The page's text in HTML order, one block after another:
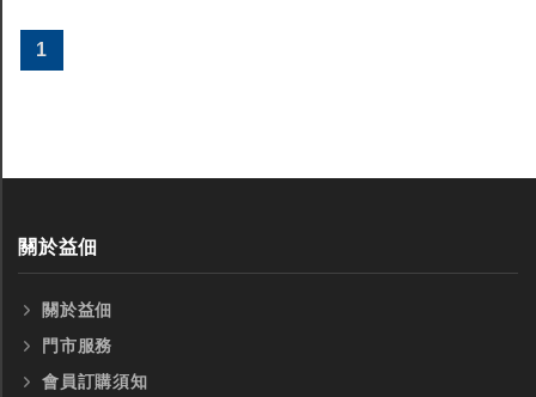
1
關於益佃
關於益佃
門市服務
會員訂購須知